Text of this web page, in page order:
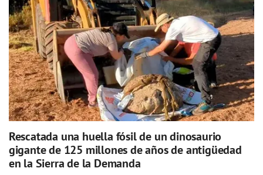
Rescatada una huella fósil de un dinosaurio
gigante de 125 millones de años de antigüedad
en la Sierra de la Demanda